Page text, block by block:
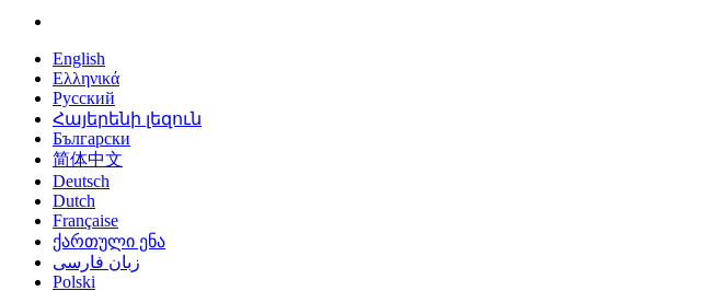
English
Ελληνικά
Русский
Հայերենի լեզուն
Български
简体中文
Deutsch
Dutch
Française
ქართული ენა
زبان فارسی
Polski